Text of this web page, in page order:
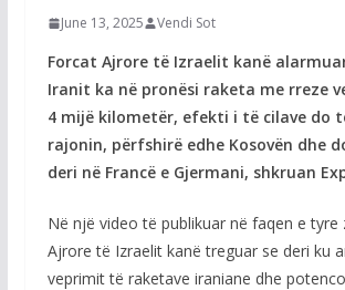
June 13, 2025 Vendi Sot
Forcat Ajrore të Izraelit kanë
Iranit ka në pronësi raketa me rreze
4 mijë kilometër, efekti i të cilave do
rajonin, përfshirë edhe Kosovën dhe
deri në Francë e Gjermani, shkruan
Në një video të publikuar në faqen e tyre
Ajrore të Izraelit kanë treguar se deri ku
veprimit të raketave iraniane dhe